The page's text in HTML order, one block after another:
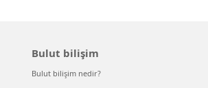
Bulut bilişim
Bulut bilişim nedir?